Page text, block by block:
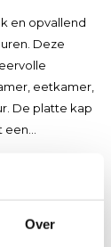
Over
en opvallend
Deze
eetkamer,
De platte kap